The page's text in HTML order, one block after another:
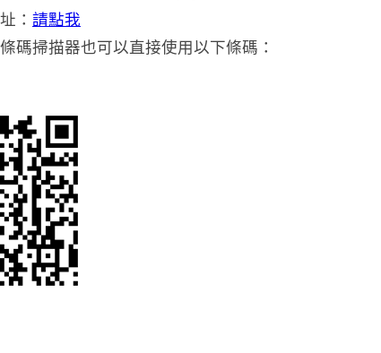
： 請點我
碼掃描器也可以直接使用以下條碼：